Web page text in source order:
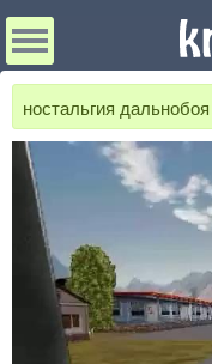
ностальгия дальнобоя